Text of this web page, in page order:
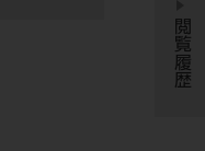
閲覧履歴